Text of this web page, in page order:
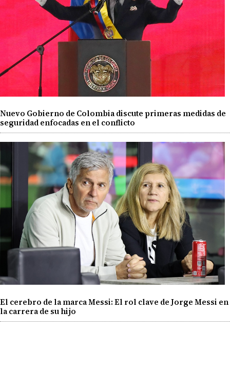
Nuevo Gobierno de Colombia discute primeras medidas de
seguridad enfocadas en el conflicto
El cerebro de la marca Messi: El rol clave de Jorge Messi en
la carrera de su hijo